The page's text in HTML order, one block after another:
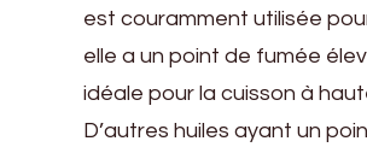
est couramment utilisée
elle a un point de fumée
idéale pour la cuisson à
D’autres huiles ayant un